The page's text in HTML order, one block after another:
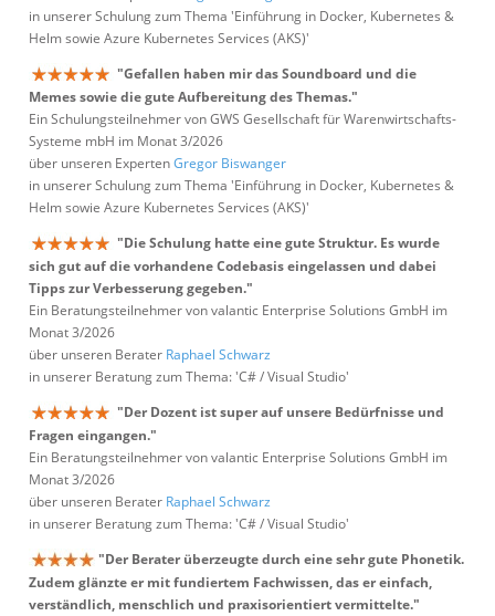
in unserer Schulung zum Thema 'Einführung in Docker, Kubernetes &
Helm sowie Azure Kubernetes Services (AKS)'
"Gefallen haben mir das Soundboard und die
Memes sowie die gute Aufbereitung des Themas."
Ein Schulungsteilnehmer von GWS Gesellschaft für Warenwirtschafts-
Systeme mbH im Monat 3/2026
über unseren ExpertenGregor Biswanger
in unserer Schulung zum Thema 'Einführung in Docker, Kubernetes &
Helm sowie Azure Kubernetes Services (AKS)'
"Die Schulung hatte eine gute Struktur. Es wurde
sich gut auf die vorhandene Codebasis eingelassen und dabei
Tipps zur Verbesserung gegeben."
Ein Beratungsteilnehmer von valantic Enterprise Solutions GmbH im
Monat 3/2026
über unseren Berater Raphael Schwarz
in unserer Beratung zum Thema: 'C# / Visual Studio'
"Der Dozent ist super auf unsere Bedürfnisse und
Fragen eingangen."
Ein Beratungsteilnehmer von valantic Enterprise Solutions GmbH im
Monat 3/2026
über unseren Berater Raphael Schwarz
in unserer Beratung zum Thema: 'C# / Visual Studio'
"Der Berater überzeugte durch eine sehr gute Phonetik.
Zudem glänzte er mit fundiertem Fachwissen, das er einfach,
verständlich, menschlich und praxisorientiert vermittelte."